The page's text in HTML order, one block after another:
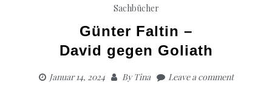
Sachbücher
Günter Faltin –
David gegen Goliath
Januar 14, 2024 ByTina Leave a comment